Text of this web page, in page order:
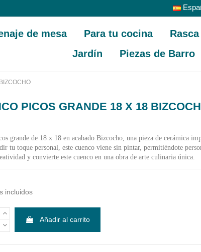
de mesa Para tu cocina
Jardín
Piezas de Barro
PICOS GRANDE 18 X 18
grande de 18 x 18 en acabado Bizcocho, una pieza de cerámica
tu toque personal, este cuenco viene sin pintar, permitiéndote
y convierte este cuenco en una obra de arte culinaria única.
incluidos
Añadir al carrito